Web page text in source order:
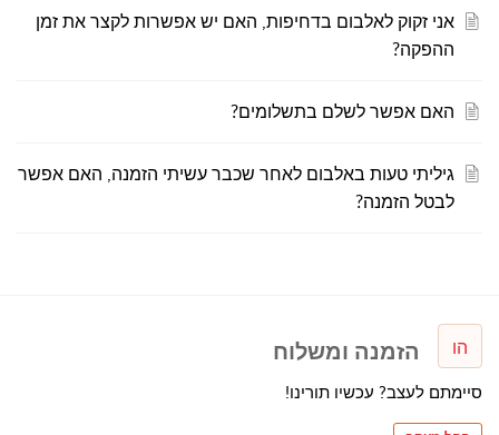
אני זקוק לאלבום בדחיפות, האם יש אפשרות לקצר את זמן
ההפקה?
האם אפשר לשלם בתשלומים?
גיליתי טעות באלבום לאחר שכבר עשיתי הזמנה, האם אפשר
לבטל הזמנה?
הו הזמנה ומשלוח
סיימתם לעצב? עכשיו תורינו!